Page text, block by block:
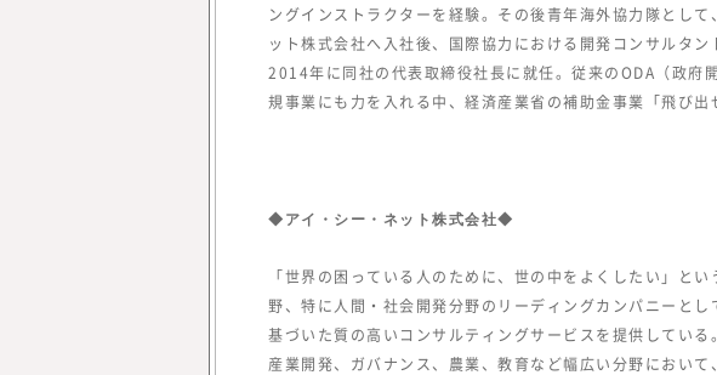
みらいワークス総合研究所 所長
岡本 祥治
経て、47都道府県を旅する過程で「日本
起業を決意。2012年、みらいワークス
を設立し、2017年に東証マザーズ
（現・東証グロース）上場を果たす。
ングインストラクターを経験。その後青年海外協力隊とし
ット株式会社へ入社後、国際協力における開発コンサルタ
2014年に同社の代表取締役社長に就任。従来のODA（政府
規事業にも力を入れる中、経済産業省の補助金事業「飛び
◆アイ・シー・ネット株式会社◆
「世界の困っている人のために、世の中をよくしたい」と
野、特に人間・社会開発分野のリーディングカンパニーと
基づいた質の高いコンサルティングサービスを提供してい
産業開発、ガバナンス、農業、教育など幅広い分野におい